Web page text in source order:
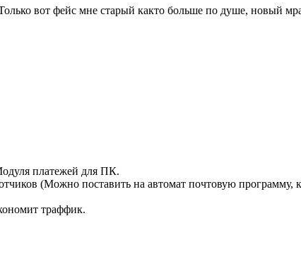
вот фейс мне старый както больше по душе, новый
платежей для ПК.
(Можно поставить на автомат почтовую программу,
траффик.